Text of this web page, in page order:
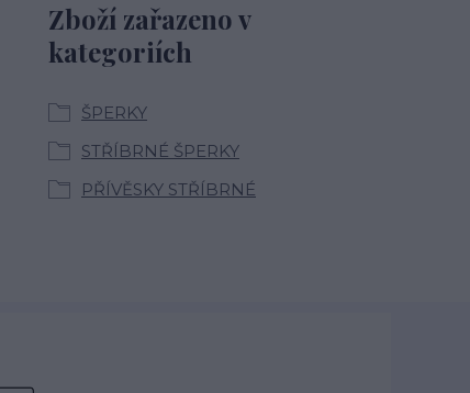
Zboží zařazeno v
kategoriích
ŠPERKY
STŘÍBRNÉ ŠPERKY
PŘÍVĚSKY STŘÍBRNÉ